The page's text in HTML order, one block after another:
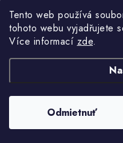
Tento web používá
tohoto webu vyjadřujete
Více informací zde.
Odmietnuť
Pomoc a informace
Doprava a platba
O Gamebrandu
Spolupráce
Copyright 2026